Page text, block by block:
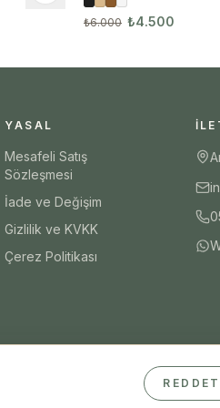
₺6.000 ₺4.500
YASAL
Mesafeli Satış
Sözleşmesi
İade ve Değişim
Gizlilik ve KVKK
Çerez Politikası
Visa
REDDET